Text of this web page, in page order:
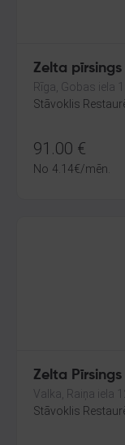
Zelta pīrsings
Rīga, Gobas iela
Stāvoklis
91.00 €
No 4.14€/mēn.
Zelta Pīrsings
Valka, Raiņa iela
Stāvoklis